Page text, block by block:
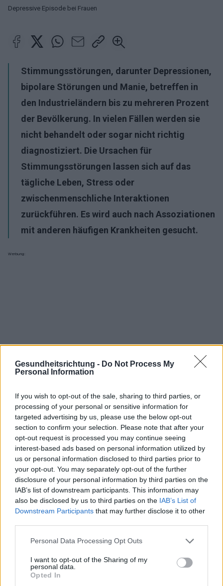
Gesundheitsrichtung - Do Not Process My
Personal Information
If you wish to opt-out of the sale, sharing to third parties, or
processing of your personal or sensitive information for
targeted advertising by us, please use the below opt-out
section to confirm your selection. Please note that after your
opt-out request is processed you may continue seeing
interest-based ads based on personal information utilized by
us or personal information disclosed to third parties prior to
your opt-out. You may separately opt-out of the further
disclosure of your personal information by third parties on the
IAB’s list of downstream participants. This information may
also be disclosed by us to third parties on the IAB’s List of
Downstream Participants that may further disclose it to other
Please note that this website/app uses one or more Google
not limited to your visit or usage behaviour. You may click to
grant or deny consent to Google and its third-party tags to
use your data for below specified purposes in below Google
Personal Data Processing Opt Outs
I want to opt-out of the Sharing of my
personal data.
Opted In
Depressive Episode bei Frauen
Stimmungsstörungen, darunter Depressionen,
bipolare Störungen und Manie, betreffen in
den Industrieländern bis zu mehreren Prozent
der Bevölkerung. In vielen Fällen werden sie
nicht behandelt oder sogar nicht richtig
diagnostiziert. Die Ursachen für
Stimmungsstörungen lassen sich auf das
tägliche Leben, Stress oder
zwischenmenschliche Interaktionen
zurückführen. Es wird auch nach Assoziationen
mit anderen häufigen Krankheiten gesucht.
Werbung:
Interessant? Teilen sie es auf Facebook!
Möchten Sie auf dem Laufenden bleiben?
Folgen Sie uns auf
Goo
News
Themen Depression Hypothyreose Manie
Vitamin-d
Sehen Sie es auch auf français